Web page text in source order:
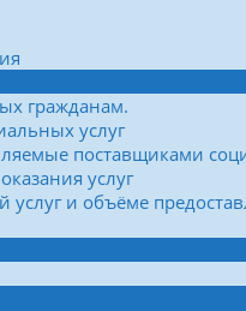
гражданам.
услуг
поставщиками
услуг
и объёме